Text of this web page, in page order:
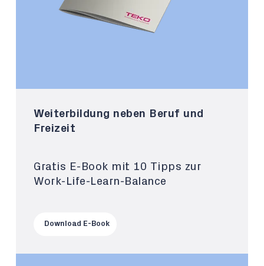
Weiterbildung neben Beruf und
Freizeit
Gratis E-Book mit 10 Tipps zur
Work-Life-Learn-Balance
Download E-Book